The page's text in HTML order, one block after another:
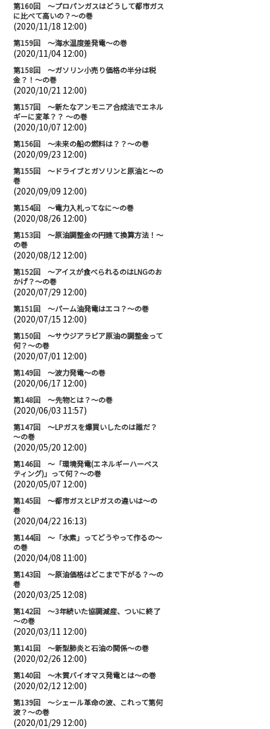
第160回 ～プロパンガスはどうして都市ガス
に比べて高いの？～の巻
(2020/11/18 12:00)
第159回 ～海水温度差発電～の巻
(2020/11/04 12:00)
第158回 ～ガソリン小売り価格の半分は税
金？！～の巻
(2020/10/21 12:00)
第157回 ～新たなアンモニア合成法でエネル
ギーに変革？？ ～の巻
(2020/10/07 12:00)
第156回 ～未来の船の燃料は？？～の巻
(2020/09/23 12:00)
第155回 ～ドライブとガソリンと原油と～の
巻
(2020/09/09 12:00)
第154回 ～電力入札ってなに～の巻
(2020/08/26 12:00)
第153回 ～原油調整金の円建て換算方法！～
の巻
(2020/08/12 12:00)
第152回 ～アイスが食べられるのはLNGのお
かげ？～の巻
(2020/07/29 12:00)
第151回 ～パーム油発電はエコ？～の巻
(2020/07/15 12:00)
第150回 ～サウジアラビア原油の調整金って
何？～の巻
(2020/07/01 12:00)
第149回 ～波力発電～の巻
(2020/06/17 12:00)
第148回 ～先物とは？～の巻
(2020/06/03 11:57)
第147回 ～LPガスを爆買いしたのは誰だ？
～の巻
(2020/05/20 12:00)
第146回 ～「環境発電(エネルギーハーベス
ティング)」って何？～の巻
(2020/05/07 12:00)
第145回 ～都市ガスとLPガスの違いは～の
巻
(2020/04/22 16:13)
第144回 ～「水素」ってどうやって作るの～
の巻
(2020/04/08 11:00)
第143回 ～原油価格はどこまで下がる？～の
巻
(2020/03/25 12:08)
第142回 ～3年続いた協調減産、ついに終了
～の巻
(2020/03/11 12:00)
第141回 ～新型肺炎と石油の関係～の巻
(2020/02/26 12:00)
第140回 ～木質バイオマス発電とは～の巻
(2020/02/12 12:00)
第139回 ～シェール革命の波、これって第何
波？～の巻
(2020/01/29 12:00)